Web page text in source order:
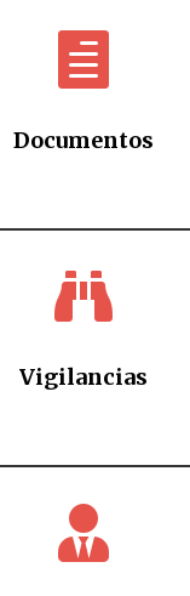

Documentos

Vigilancias
